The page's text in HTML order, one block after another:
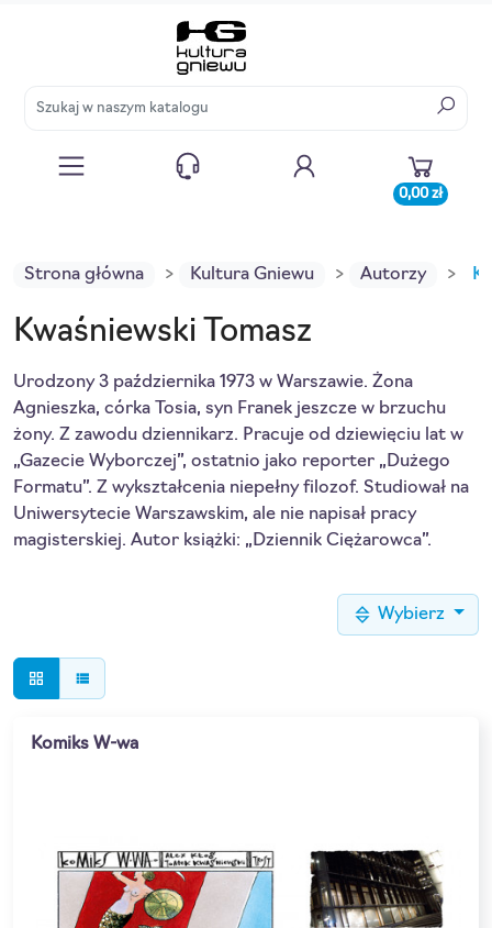
0,00 zł
Strona główna Kultura Gniewu Autorzy
Kwaśniewski Tomasz
Urodzony 3 października 1973 w Warszawie. Żona
Agnieszka, córka Tosia, syn Franek jeszcze w brzuchu
żony. Z zawodu dziennikarz. Pracuje od dziewięciu lat w
„Gazecie Wyborczej”, ostatnio jako reporter „Dużego
Formatu”. Z wykształcenia niepełny filozof. Studiował na
Uniwersytecie Warszawskim, ale nie napisał pracy
magisterskiej. Autor książki: „Dziennik Ciężarowca”.
Wybierz
grid_view view_list
Komiks W-wa